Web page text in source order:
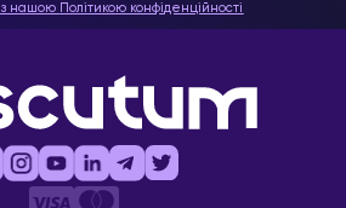
з нашою Політикою конфіденційності